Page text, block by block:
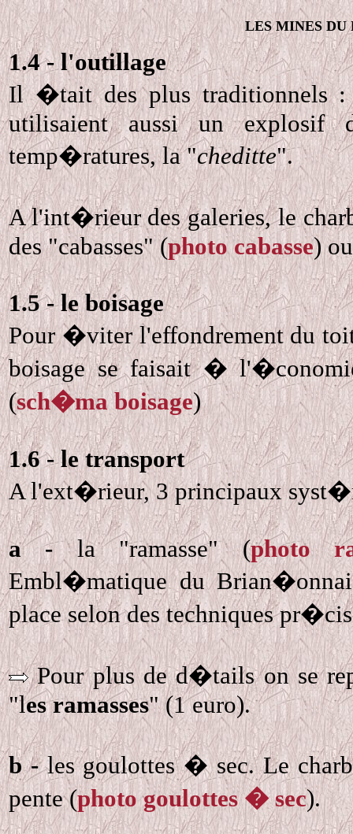
LES MINES DU
1.4 - l'outillage
Il �tait des plus traditionnels :
utilisaient aussi un explosif
temp�ratures, la "cheditte".
A l'int�rieur des galeries, le
des "cabasses" (photo cabasse)
1.5 - le boisage
Pour �viter l'effondrement du
boisage se faisait �
(sch�ma boisage)
1.6 - le transport
A l'ext�rieur, 3 principaux
a -la "ramasse" (photo
Embl�matique du
place selon des techniques
Pour plus de d�tails on se
"les ramasses" (1 euro).
b -les goulottes � sec. Le
pente (photo goulottes � sec).